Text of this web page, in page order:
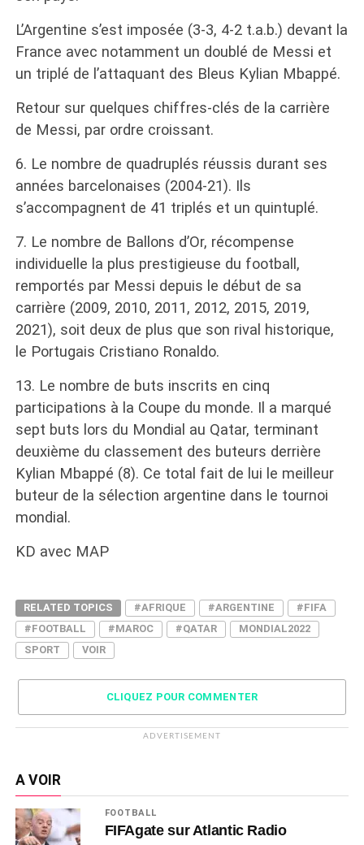
L’Argentine s’est imposée (3-3, 4-2 t.a.b.) devant la
France avec notamment un doublé de Messi et
un triplé de l’attaquant des Bleus Kylian Mbappé.
Retour sur quelques chiffres-clés de la carrière
de Messi, par ordre croissant.
6. Le nombre de quadruplés réussis durant ses
années barcelonaises (2004-21). Ils
s’accompagnent de 41 triplés et un quintuplé.
7. Le nombre de Ballons d’Or, récompense
individuelle la plus prestigieuse du football,
remportés par Messi depuis le début de sa
carrière (2009, 2010, 2011, 2012, 2015, 2019,
2021), soit deux de plus que son rival historique,
le Portugais Cristiano Ronaldo.
13. Le nombre de buts inscrits en cinq
participations à la Coupe du monde. Il a marqué
sept buts lors du Mondial au Qatar, terminant
deuxième du classement des buteurs derrière
Kylian Mbappé (8). Ce total fait de lui le meilleur
buteur de la sélection argentine dans le tournoi
mondial.
KD avec MAP
RELATED TOPICS #AFRIQUE #ARGENTINE
#FIFA
#FOOTBALL
#MAROC #QATAR
MONDIAL2022
SPORT
VOIR
CLIQUEZ POUR COMMENTER
ADVERTISEMENT
A VOIR
FOOTBALL
FIFAgate sur Atlantic Radio